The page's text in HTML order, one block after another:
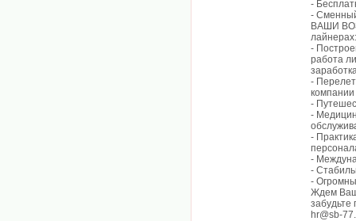
-
-
ВАШИ
лайнерах:
-
работа
-
компании
-
-
-
-
-
-
Ждем
забудьте
hr@sb-